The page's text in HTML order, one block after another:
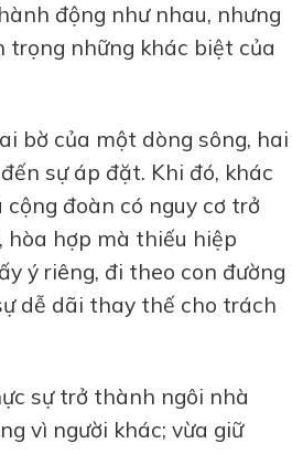
động như nhau, nhưng
trọng những khác biệt của
bờ của một dòng sông, hai
sự áp đặt. Khi đó, khác
đoàn có nguy cơ trở
hòa hợp mà thiếu hiệp
ý riêng, đi theo con đường
dễ dãi thay thế cho trách
sự trở thành ngôi nhà
vì người khác; vừa giữ